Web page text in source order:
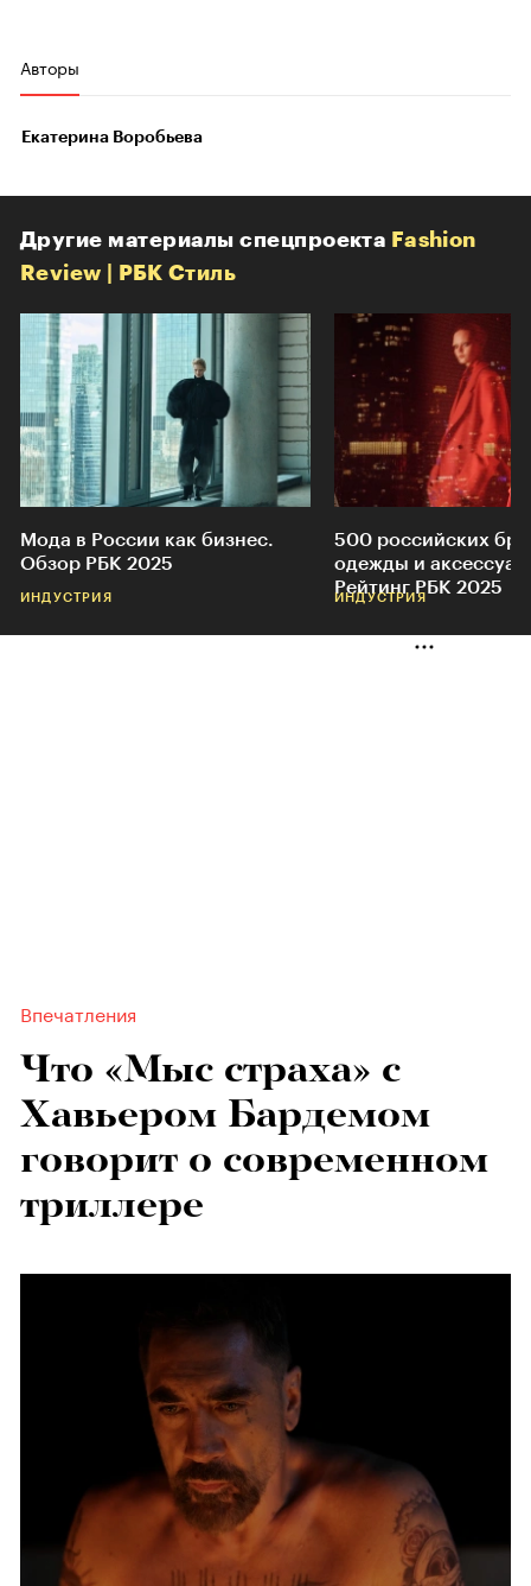
Авторы
Екатерина Воробьева
Другие материалы спецпроекта Fashion
Review | РБК Стиль
Мода в России как бизнес.
Обзор РБК 2025
ИНДУСТРИЯ
500 российских
одежды и
Рейтинг РБК 2025
ИНДУСТРИЯ
Впечатления
Что «Мыс страха» с
Хавьером Бардемом
говорит о современном
триллере